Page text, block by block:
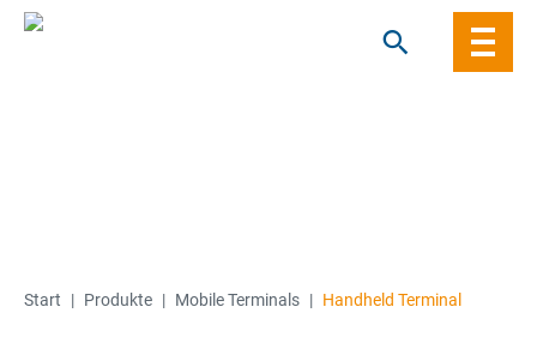
Start | Produkte | Mobile Terminals | Handheld Terminal